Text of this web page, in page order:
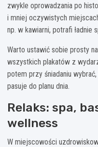
zwykle oprowadzania po
i mniej oczywistych
np. w kawiarni, potrafi ładnie
Warto ustawić sobie prosty
wszystkich plakatów z
potem przy śniadaniu
pasuje do planu dnia.
Relaks: spa,
wellness
W miejscowości